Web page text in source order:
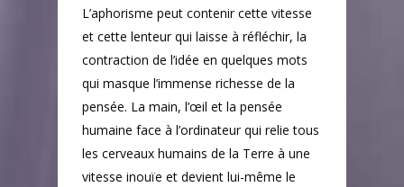
L’aphorisme peut contenir cette vitesse
et cette lenteur qui laisse à réfléchir, la
contraction de l’idée en quelques mots
qui masque l’immense richesse de la
pensée. La main, l’œil et la pensée
humaine face à l’ordinateur qui relie tous
les cerveaux humains de la Terre à une
vitesse inouïe et devient lui-même le